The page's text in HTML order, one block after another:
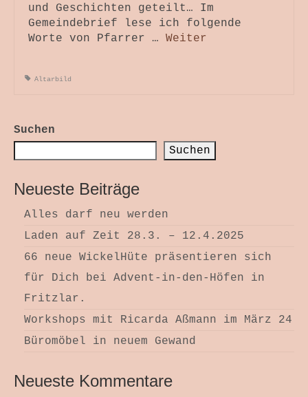
und Geschichten geteilt… Im
Gemeindebrief lese ich folgende
Worte von Pfarrer … Weiter
Altarbild
Suchen
Suchen
Neueste Beiträge
Alles darf neu werden
Laden auf Zeit 28.3. – 12.4.2025
66 neue WickelHüte präsentieren sich
für Dich bei Advent-in-den-Höfen in
Fritzlar.
Workshops mit Ricarda Aßmann im März 24
Büromöbel in neuem Gewand
Neueste Kommentare